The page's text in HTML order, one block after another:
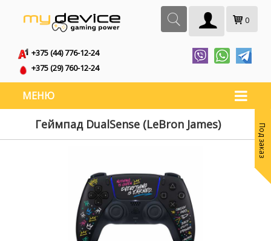
0
+375 (44) 776-12-24
+375 (29) 760-12-24
МЕНЮ
Геймпад DualSense (LeBron James) Под заказ